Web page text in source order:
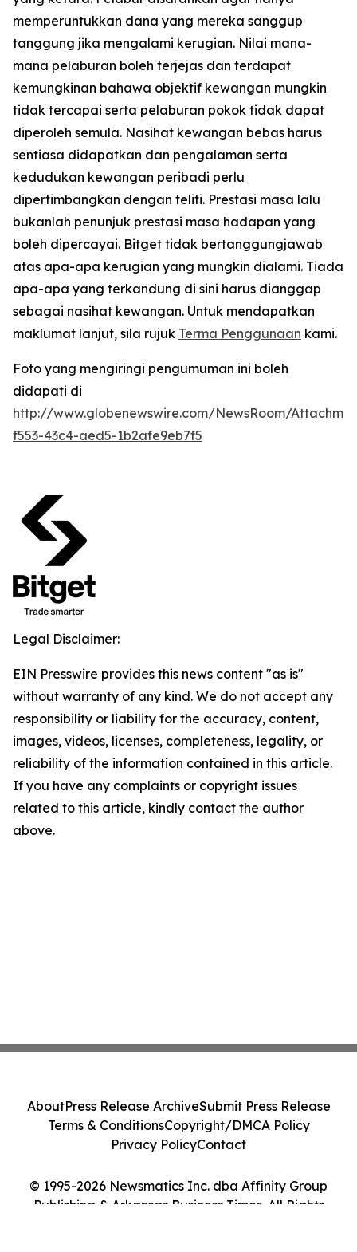
memperuntukkan dana yang mereka sanggup
tanggung jika mengalami kerugian. Nilai mana-
mana pelaburan boleh terjejas dan terdapat
kemungkinan bahawa objektif kewangan mungkin
tidak tercapai serta pelaburan pokok tidak dapat
diperoleh semula. Nasihat kewangan bebas harus
sentiasa didapatkan dan pengalaman serta
kedudukan kewangan peribadi perlu
dipertimbangkan dengan teliti. Prestasi masa lalu
bukanlah penunjuk prestasi masa hadapan yang
boleh dipercayai. Bitget tidak bertanggungjawab
atas apa-apa kerugian yang mungkin dialami. Tiada
apa-apa yang terkandung di sini harus dianggap
sebagai nasihat kewangan. Untuk mendapatkan
maklumat lanjut, sila rujuk Terma Penggunaan kami.
Foto yang mengiringi pengumuman ini boleh
didapati di
http://www.globenewswire.com/NewsRoom/
f553-43c4-aed5-1b2afe9eb7f5
Legal Disclaimer:
EIN Presswire provides this news content "as is"
without warranty of any kind. We do not accept any
responsibility or liability for the accuracy, content,
images, videos, licenses, completeness, legality, or
reliability of the information contained in this article.
If you have any complaints or copyright issues
related to this article, kindly contact the author
above.
© 1995-2026 Newsmatics Inc. dba Affinity Group
Publishing & Arkansas Business Times. All Rights
AboutPress Release ArchiveSubmit Press Release
Terms & ConditionsCopyright/DMCA Policy
Privacy PolicyContact